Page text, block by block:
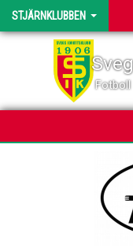
STJÄRNKLUBBEN
Fotboll